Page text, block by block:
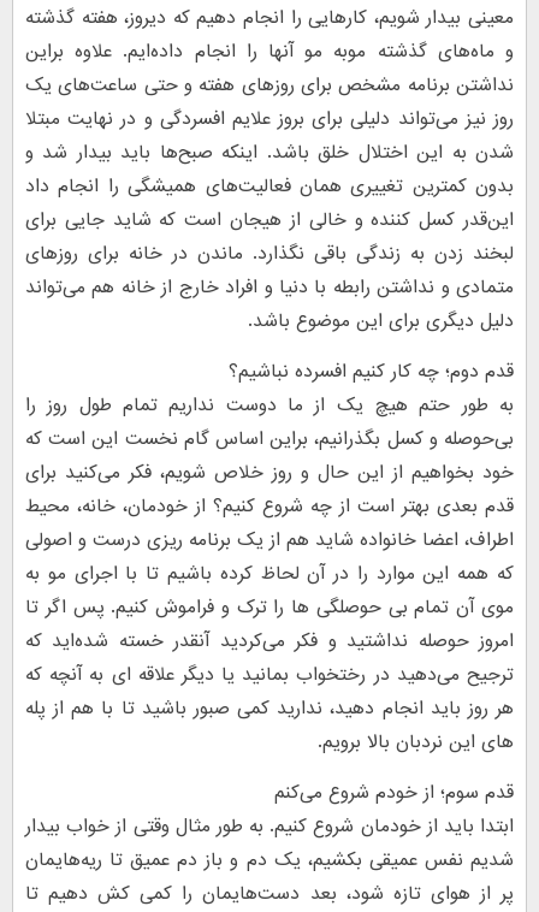
معینی بیدار شویم، کارهایی را انجام دهیم که دیروز، هفته گذشته
و ماه‌های گذشته موبه مو آنها را انجام داده‌ایم. علاوه براین
نداشتن برنامه مشخص برای روزهای هفته و حتی ساعت‌های یک
روز نیز می‌تواند دلیلی برای بروز علایم افسردگی و در نهایت مبتلا
شدن به این اختلال خلق باشد. اینکه صبح‌ها باید بیدار شد و
بدون کمترین تغییری همان فعالیت‌های همیشگی را انجام داد
این‌قدر کسل کننده و خالی از هیجان است که شاید جایی برای
لبخند زدن به زندگی باقی نگذارد. ماندن در خانه برای روزهای
متمادی و نداشتن رابطه با دنیا و افراد خارج از خانه هم می‌تواند
دلیل دیگری برای این موضوع باشد.
قدم دوم؛ چه کار کنیم افسرده نباشیم؟
به طور حتم هیچ یک از ما دوست نداریم تمام طول روز را
بی‌حوصله و کسل بگذرانیم، براین اساس گام نخست این است که
خود بخواهیم از این حال و روز خلاص شویم، فکر می‌کنید برای
قدم بعدی بهتر است از چه شروع کنیم؟ از خودمان، خانه، محیط
اطراف، اعضا خانواده شاید هم از یک برنامه ریزی درست و اصولی
که همه این موارد را در آن لحاظ کرده باشیم تا با اجرای مو به
موی آن تمام بی حوصلگی ها را ترک و فراموش کنیم. پس اگر تا
امروز حوصله نداشتید و فکر می‌کردید آنقدر خسته شده‌اید که
ترجیح می‌دهید در رختخواب بمانید یا دیگر علاقه ای به آنچه که
هر روز باید انجام دهید، ندارید کمی صبور باشید تا با هم از پله
های این نردبان بالا برویم.
قدم سوم؛ از خودم شروع می‌کنم
ابتدا باید از خودمان شروع کنیم. به طور مثال وقتی از خواب بیدار
شدیم نفس عمیقی بکشیم، یک دم و باز دم عمیق تا ریه‌هایمان
پر از هوای تازه شود، بعد دست‌هایمان را کمی کش دهیم تا